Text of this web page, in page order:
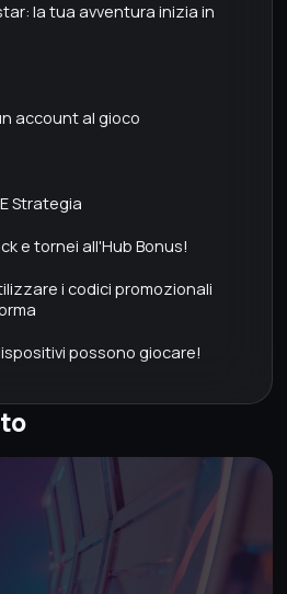
la tua avventura inizia in
account al gioco
Strategia
e tornei all'Hub Bonus!
i codici promozionali
possono giocare!
e transazioni sicure
e la politica 18+ per il